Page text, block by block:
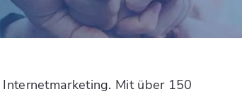
Mit über 150